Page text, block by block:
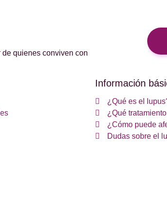
quienes conviven con
Información
¿Qué es el
¿Qué
¿Cómo puede
Dudas sobre el